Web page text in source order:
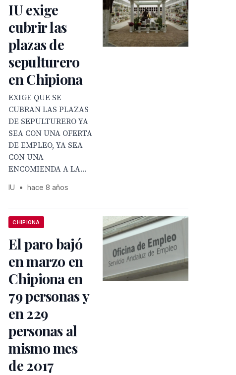
IU exige
cubrir las
plazas de
sepulturero
en Chipiona
EXIGE QUE SE
CUBRAN LAS PLAZAS
DE SEPULTURERO YA
SEA CON UNA OFERTA
DE EMPLEO, YA SEA
CON UNA
ENCOMIENDA A LA...
IU • hace 8 años
CHIPIONA
El paro bajó
en marzo en
Chipiona en
79 personas y
en 229
personas al
mismo mes
de 2017